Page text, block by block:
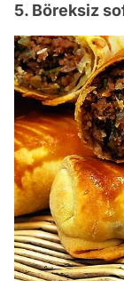
5. Böreksiz